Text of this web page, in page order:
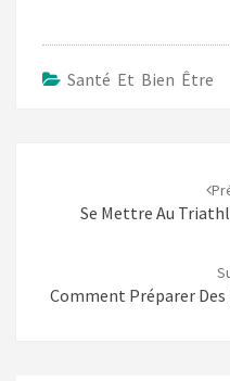
Santé Et Bien Être
Se Mettre Au
Comment Préparer Des